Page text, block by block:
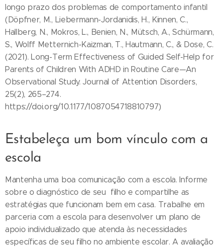
longo prazo dos problemas de comportamento infantil
(Döpfner, M., Liebermann-Jordanidis, H., Kinnen, C.,
Hallberg, N., Mokros, L., Benien, N., Mütsch, A., Schürmann,
S., Wolff Metternich-Kaizman, T., Hautmann, C., & Dose, C.
(2021). Long-Term Effectiveness of Guided Self-Help for
Parents of Children With ADHD in Routine Care—An
Observational Study. Journal of Attention Disorders,
25(2), 265–274.
https://doi.org/10.1177/1087054718810797)
Estabeleça um bom vínculo com a
escola
Mantenha uma boa comunicação com a escola. Informe
sobre o diagnóstico de seu filho e compartilhe as
estratégias que funcionam bem em casa. Trabalhe em
parceria com a escola para desenvolver um plano de
apoio individualizado que atenda às necessidades
específicas de seu filho no ambiente escolar. A avaliação